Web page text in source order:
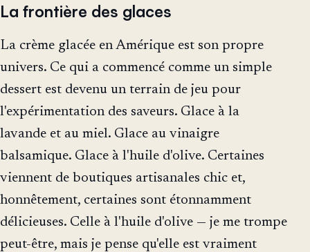
La frontière des glaces
La crème glacée en Amérique est son propre
univers. Ce qui a commencé comme un simple
dessert est devenu un terrain de jeu pour
l'expérimentation des saveurs. Glace à la
lavande et au miel. Glace au vinaigre
balsamique. Glace à l'huile d'olive. Certaines
viennent de boutiques artisanales chic et,
honnêtement, certaines sont étonnamment
délicieuses. Celle à l'huile d'olive — je me trompe
peut-être, mais je pense qu'elle est vraiment